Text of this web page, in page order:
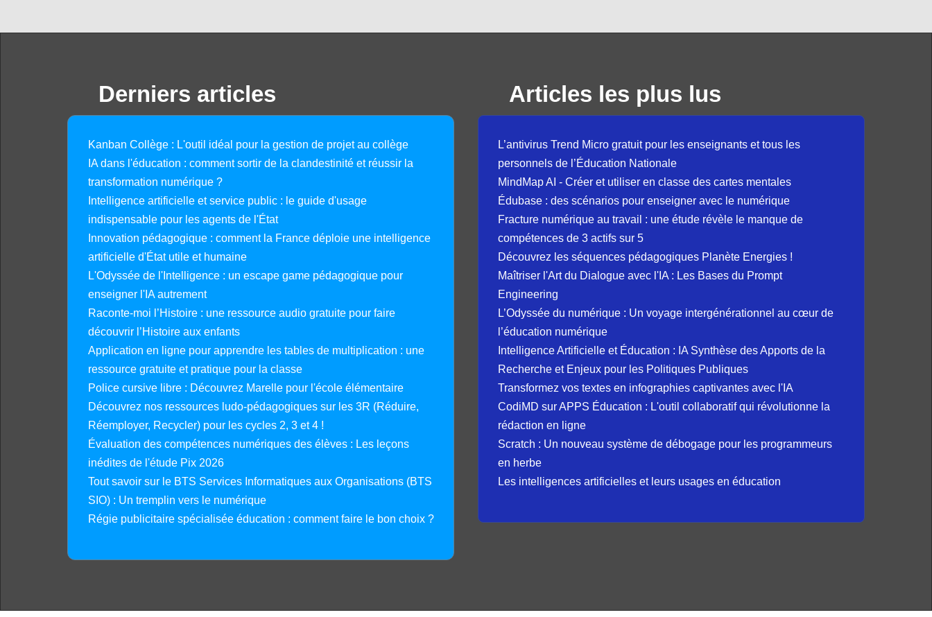
Derniers articles
Kanban Collège : L'outil idéal pour la gestion de projet au collège
IA dans l'éducation : comment sortir de la clandestinité et réussir la
transformation numérique ?
Intelligence artificielle et service public : le guide d'usage
indispensable pour les agents de l'État
Innovation pédagogique : comment la France déploie une intelligence
artificielle d'État utile et humaine
L'Odyssée de l'Intelligence : un escape game pédagogique pour
enseigner l'IA autrement
Raconte-moi l’Histoire : une ressource audio gratuite pour faire
découvrir l’Histoire aux enfants
Application en ligne pour apprendre les tables de multiplication : une
ressource gratuite et pratique pour la classe
Police cursive libre : Découvrez Marelle pour l'école élémentaire
Découvrez nos ressources ludo-pédagogiques sur les 3R (Réduire,
Réemployer, Recycler) pour les cycles 2, 3 et 4 !
Évaluation des compétences numériques des élèves : Les leçons
inédites de l'étude Pix 2026
Tout savoir sur le BTS Services Informatiques aux Organisations (BTS
SIO) : Un tremplin vers le numérique
Régie publicitaire spécialisée éducation : comment faire le bon choix ?
Articles les plus lus
L’antivirus Trend Micro gratuit pour les enseignants et tous les
personnels de l’Éducation Nationale
MindMap AI - Créer et utiliser en classe des cartes mentales
Édubase : des scénarios pour enseigner avec le numérique
Fracture numérique au travail : une étude révèle le manque de
compétences de 3 actifs sur 5
Découvrez les séquences pédagogiques Planète Energies !
Maîtriser l'Art du Dialogue avec l'IA : Les Bases du Prompt
Engineering
L’Odyssée du numérique : Un voyage intergénérationnel au cœur de
l’éducation numérique
Intelligence Artificielle et Éducation : IA Synthèse des Apports de la
Recherche et Enjeux pour les Politiques Publiques
Transformez vos textes en infographies captivantes avec l'IA
CodiMD sur APPS Éducation : L'outil collaboratif qui révolutionne la
rédaction en ligne
Scratch : Un nouveau système de débogage pour les programmeurs
en herbe
Les intelligences artificielles et leurs usages en éducation